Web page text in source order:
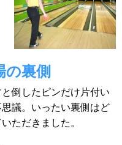
の裏側
倒したピンだけ片付い
議。いったい裏側はど
ただきました。